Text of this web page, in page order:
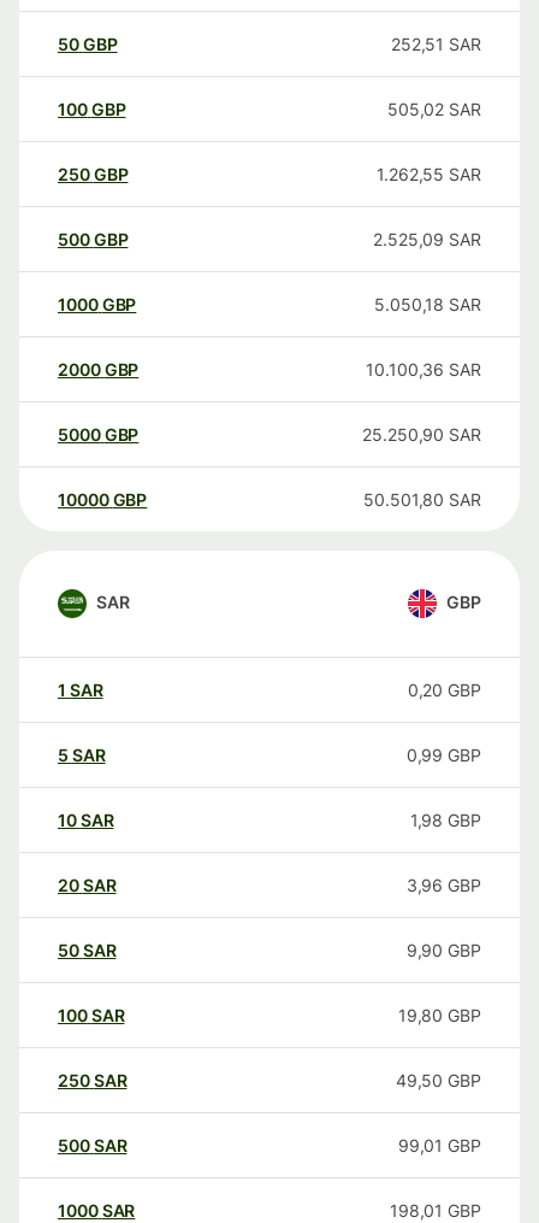
50GBP 252,51 SAR
100GBP 505,02 SAR
250GBP 1.262,55 SAR
500GBP 2.525,09 SAR
1000GBP 5.050,18 SAR
2000GBP 10.100,36 SAR
5000GBP 25.250,90 SAR
10000 GBP 50.501,80 SAR
SAR GBP
1 SAR 0,20 GBP
5 SAR 0,99 GBP
10SAR 1,98 GBP
20SAR 3,96 GBP
50SAR 9,90 GBP
100SAR 19,80 GBP
250SAR 49,50 GBP
500SAR 99,01 GBP
1000SAR 198,01 GBP